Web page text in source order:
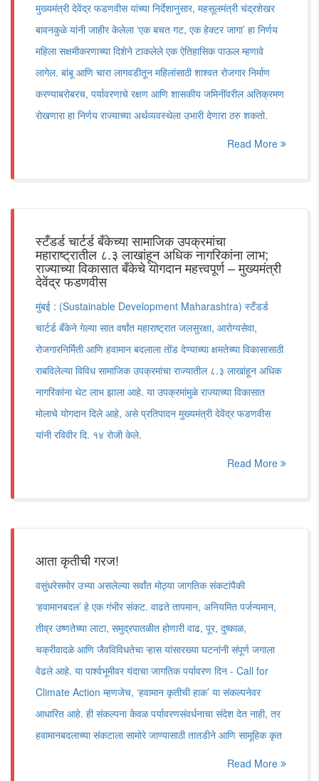
मुख्यमंत्री देवेंद्र फडणवीस यांच्या निर्देशानुसार, महसूलमंत्री चंद्रशेखर
बावनकुळे यांनी जाहीर केलेला ‘एक बचत गट, एक हेक्टर जागा’ हा निर्णय
महिला सक्षमीकरणाच्या दिशेने टाकलेले एक ऐतिहासिक पाऊल म्हणावे
लागेल. बांबू आणि चारा लागवडीतून महिलांसाठी शाश्वत रोजगार निर्माण
करण्याबरोबरच, पर्यावरणाचे रक्षण आणि शासकीय जमिनींवरील अतिक्रमण
रोखणारा हा निर्णय राज्याच्या अर्थव्यवस्थेला उभारी देणारा ठरु शकतो.
Read More
स्टँडर्ड चार्टर्ड बँकेच्या सामाजिक उपक्रमांचा
महाराष्ट्रातील ८.३ लाखांहून अधिक नागरिकांना लाभ;
राज्याच्या विकासात बँकेचे योगदान महत्त्वपूर्ण – मुख्यमंत्री
देवेंद्र फडणवीस
मुंबई : (Sustainable Development Maharashtra) स्टँडर्ड
चार्टर्ड बँकेने गेल्या सात वर्षांत महाराष्ट्रात जलसुरक्षा, आरोग्यसेवा,
रोजगारनिर्मिती आणि हवामान बदलाला तोंड देण्याच्या क्षमतेच्या विकासासाठी
राबविलेल्या विविध सामाजिक उपक्रमांचा राज्यातील ८.३ लाखांहून अधिक
नागरिकांना थेट लाभ झाला आहे. या उपक्रमांमुळे राज्याच्या विकासात
मोलाचे योगदान दिले आहे, असे प्रतिपादन मुख्यमंत्री देवेंद्र फडणवीस
यांनी रविवीर दि. १४ रोजी केले.
Read More
आता कृतीची गरज!
वसुंधरेसमोर उभ्या असलेल्या सर्वांत मोठ्या जागतिक संकटांपैकी
‌‘हवामानबदल‌’ हे एक गंभीर संकट. वाढते तापमान, अनियमित पर्जन्यमान,
तीव्र उष्णतेच्या लाटा, समुद्रपातळीत होणारी वाढ, पूर, दुष्काळ,
चक्रीवादळे आणि जैवविविधतेचा ऱ्हास यांसारख्या घटनांनी संपूर्ण जगाला
वेढले आहे. या पार्श्वभूमीवर यंदाचा जागतिक पर्यावरण दिन - Call for
Climate Action म्हणजेच, ‌‘हवामान कृतीची हाक‌’ या संकल्पनेवर
आधारित आहे. ही संकल्पना केवळ पर्यावरणसंवर्धनाचा संदेश देत नाही, तर
हवामानबदलाच्या संकटाला सामोरे जाण्यासाठी तातडीने आणि सामूहिक कृत
Read More